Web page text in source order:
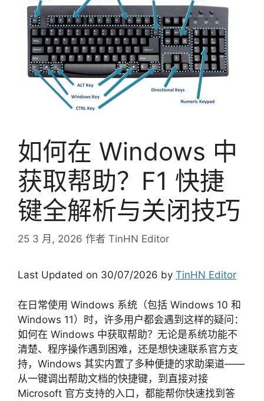
如何在 Windows 中
获取帮助？F1 快捷
键全解析与关闭技巧
25 3 月, 2026 作者 TinHN Editor
Last Updated on 30/07/2026 by TinHN Editor
在日常使用 Windows 系统（包括 Windows 10 和
Windows 11）时，许多用户都会遇到这样的疑问：
如何在 Windows 中获取帮助？无论是系统功能不
清楚、程序操作遇到困难，还是想快速联系官方支
持，Windows 其实内置了多种便捷的求助渠道——
从一键调出帮助文档的快捷键，到直接对接
Microsoft 官方支持的入口，都能帮你快速找到答